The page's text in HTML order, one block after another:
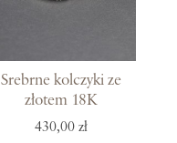
Srebrne kolczyki ze
złotem 18K
430,00 zł